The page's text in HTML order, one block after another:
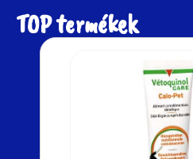
TOP termékek